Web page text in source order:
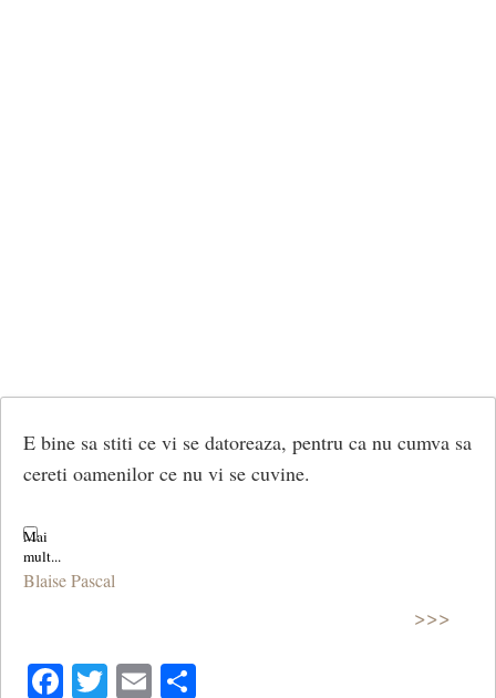
E bine sa stiti ce vi se datoreaza, pentru ca nu cumva sa
cereti oamenilor ce nu vi se cuvine.
Blaise Pascal
>>>
Facebook
Twitter
Email